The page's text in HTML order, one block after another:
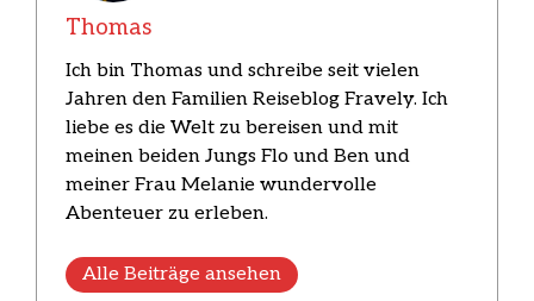
Thomas
Ich bin Thomas und schreibe seit vielen
Jahren den Familien Reiseblog Fravely. Ich
liebe es die Welt zu bereisen und mit
meinen beiden Jungs Flo und Ben und
meiner Frau Melanie wundervolle
Abenteuer zu erleben.
Alle Beiträge ansehen